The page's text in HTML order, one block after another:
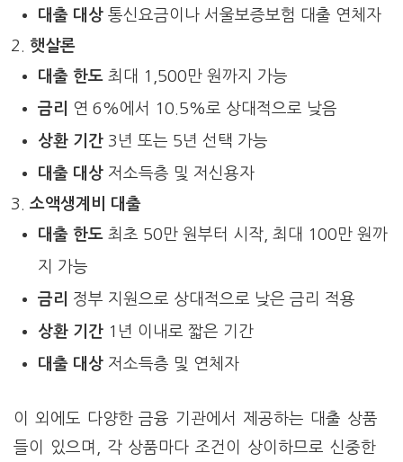
대출 대상 통신요금이나 서울보증보험 대출 연체자
햇살론
대출 한도 최대 1,500만 원까지 가능
금리
연 6%에서 10.5%로 상대적으로 낮음
상환 기간 3년 또는 5년 선택 가능
대출 대상 저소득층 및 저신용자
소액생계비 대출
대출 한도 최초 50만 원부터 시작, 최대 100만 원까
지 가능
금리
정부 지원으로 상대적으로 낮은 금리 적용
상환 기간 1년 이내로 짧은 기간
대출 대상 저소득층 및 연체자
이 외에도 다양한 금융 기관에서 제공하는 대출 상품
들이 있으며, 각 상품마다 조건이 상이하므로 신중한